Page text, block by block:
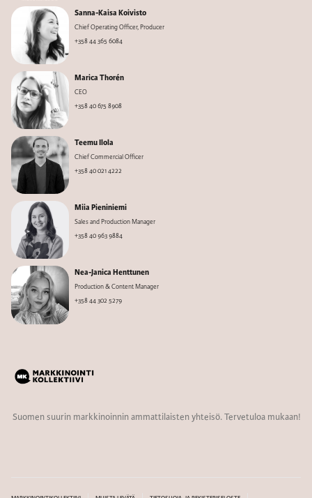
Sanna-Kaisa Koivisto
Chief Operating Officer, Producer
+358 44 365 6084
Marica Thorén
CEO
+358 40 675 8908
Teemu Ilola
Chief Commercial Officer
+358 40 021 4222
Miia Pieniniemi
Sales and Production Manager
+358 40 963 9884
Nea-Janica Henttunen
Production & Content Manager
+358 44 302 5279
Suomen suurin markkinoinnin ammattilaisten yhteisö. Tervetuloa mukaan!